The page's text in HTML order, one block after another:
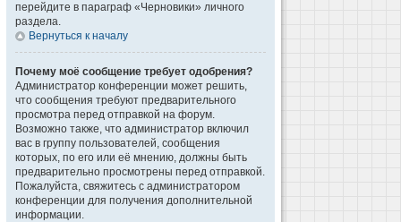
перейдите в параграф «Черновики» личного
раздела.
Вернуться к началу
Почему моё сообщение требует одобрения?
Администратор конференции может решить,
что сообщения требуют предварительного
просмотра перед отправкой на форум.
Возможно также, что администратор включил
вас в группу пользователей, сообщения
которых, по его или её мнению, должны быть
предварительно просмотрены перед отправкой.
Пожалуйста, свяжитесь с администратором
конференции для получения дополнительной
информации.